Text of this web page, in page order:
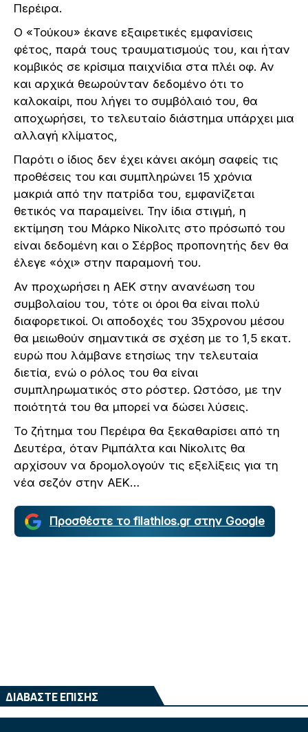
Περέιρα.
Ο «Τούκου» έκανε εξαιρετικές εμφανίσεις
φέτος, παρά τους τραυματισμούς του, και ήταν
κομβικός σε κρίσιμα παιχνίδια στα πλέι οφ. Αν
και αρχικά θεωρούνταν δεδομένο ότι το
καλοκαίρι, που λήγει το συμβόλαιό του, θα
αποχωρήσει, το τελευταίο διάστημα υπάρχει μια
αλλαγή κλίματος,
Παρότι ο ίδιος δεν έχει κάνει ακόμη σαφείς τις
προθέσεις του και συμπληρώνει 15 χρόνια
μακριά από την πατρίδα του, εμφανίζεται
θετικός να παραμείνει. Την ίδια στιγμή, η
εκτίμηση του Μάρκο Νίκολιτς στο πρόσωπό του
είναι δεδομένη και ο Σέρβος προπονητής δεν θα
έλεγε «όχι» στην παραμονή του.
Αν προχωρήσει η ΑΕΚ στην ανανέωση του
συμβολαίου του, τότε οι όροι θα είναι πολύ
διαφορετικοί. Οι αποδοχές του 35χρονου μέσου
θα μειωθούν σημαντικά σε σχέση με το 1,5 εκατ.
ευρώ που λάμβανε ετησίως την τελευταία
διετία, ενώ ο ρόλος του θα είναι
συμπληρωματικός στο ρόστερ. Ωστόσο, με την
ποιότητά του θα μπορεί να δώσει λύσεις.
Το ζήτημα του Περέιρα θα ξεκαθαρίσει από τη
Δευτέρα, όταν Ριμπάλτα και Νίκολιτς θα
αρχίσουν να δρομολογούν τις εξελίξεις για τη
νέα σεζόν στην ΑΕΚ…
Προσθέστε το filathlos.gr στην Google
ΔΙΑΒΑΣΤΕ ΕΠΙΣΗΣ